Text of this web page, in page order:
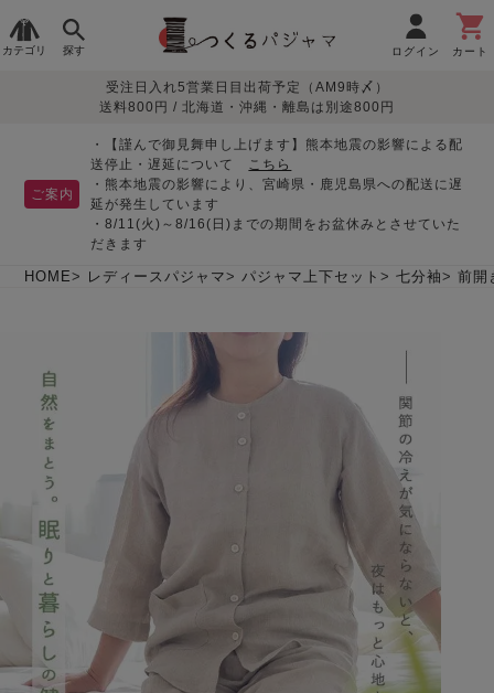
カテゴリ 探す ログイン カート
レディースパジャマ
生地で
さがす
オーガニック素材 ガーゼ サテン織り
サッカー/ちぢみ 楊
ニット/ストレッチ 起毛/フランネル
目的別で
さがす
敏感肌用
パジャマ
入院・介護
胸が目立たない
マタニティ
そろえたい
眠れる作務衣特集
体型別におすすめパジ
年齢別におすすめパジ
ルームウェア
デザインで
さがす
前開き ワンピース
胸がすけない
羽織・バスロ
ーブ
上着単品
ズボン単品
夏パジャマ特集 つくるパジャマとは
お支払い・送料・配送
返品・交換について よくあるご質問
会社概要 安心の日本製
受注日入れ5営業日目出荷予定（AM9時〆）
送料800円 / 北海道・沖縄・離島は別途800円
ご案内
・【謹んで御見舞申し上げます】熊本地震の影響による配
送停止・遅延について こちら
・熊本地震の影響により、宮崎県・鹿児島県への配送に遅
延が発生しています
・8/11(火)～8/16(日)までの期間をお盆休みとさせていた
だきます
HOME レディースパジャマ パジャマ上下セット 七分袖 前開